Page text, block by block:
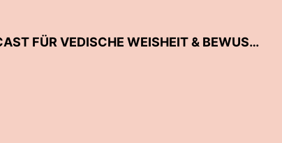
MAKE YOGA YOUR LIFESTYLE - EIN PODCAST FÜR VEDISCHE WEISHEIT & BEWUSSTE LEBENSFÜHRUNG